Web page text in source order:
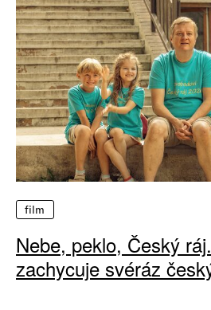
film
Nebe, peklo, Český
zachycuje svéráz